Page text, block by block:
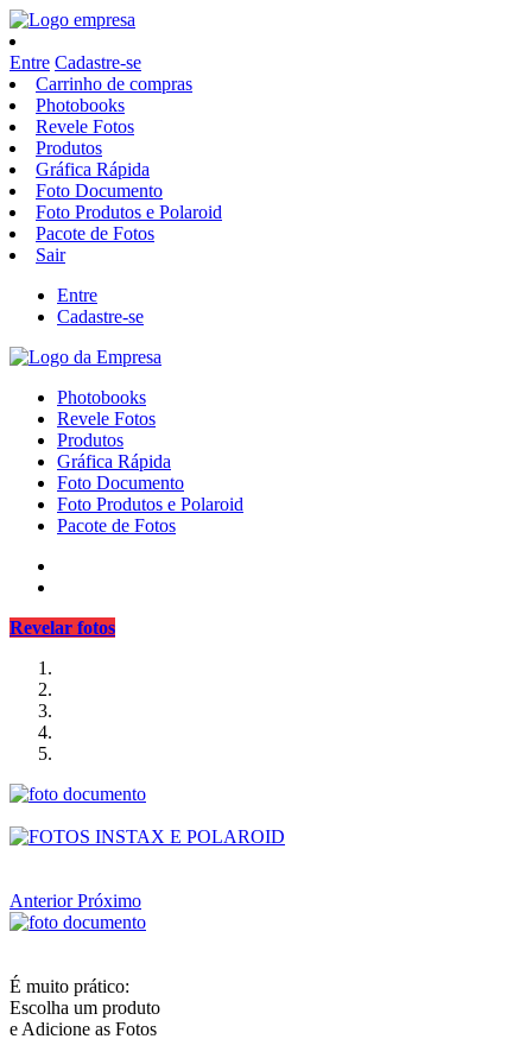
Entre Cadastre-se
Carrinho de compras
Photobooks
Revele Fotos
Produtos
Gráfica Rápida
Foto Documento
Foto Produtos e Polaroid
Pacote de Fotos
Sair
Entre
Cadastre-se
Photobooks
Revele Fotos
Produtos
Gráfica Rápida
Foto Documento
Foto Produtos e Polaroid
Pacote de Fotos
Revelar fotos
Anterior Próximo
É muito prático:
Escolha um produto
e Adicione as Fotos